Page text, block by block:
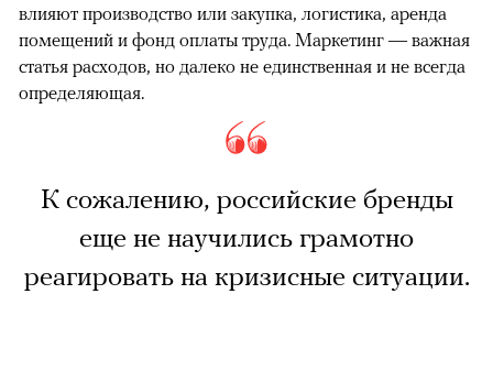
влияют производство или закупка, логистика, аренда
помещений и фонд оплаты труда. Маркетинг — важная
статья расходов, но далеко не единственная и не всегда
определяющая.
К сожалению, российские бренды
еще не научились грамотно
реагировать на кризисные ситуации.